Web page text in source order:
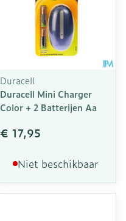
Duracell
Duracell Mini Charger
Color + 2 Batterijen Aa
€ 17,95
Niet beschikbaar